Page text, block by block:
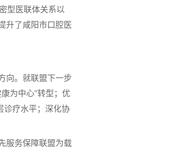
型医联体关系以
升了咸阳市口腔医
向。就联盟下一步
为中心”转型；优
诊疗水平；深化协
服务保障联盟为载